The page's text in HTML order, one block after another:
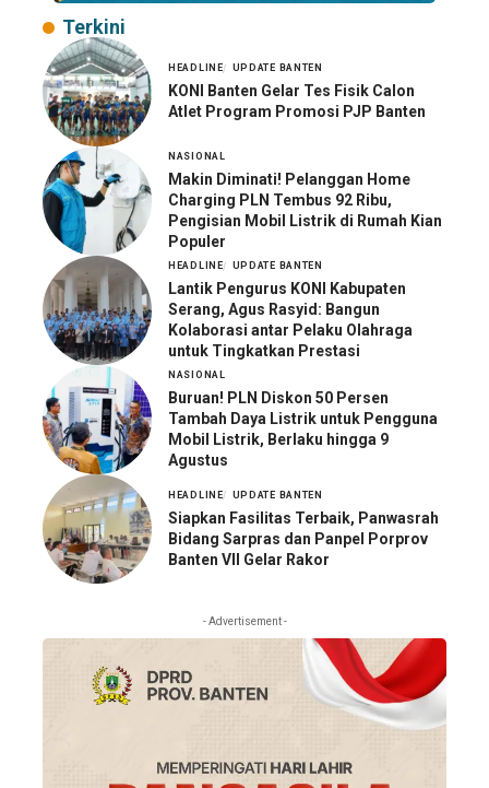
Terkini
HEADLINE UPDATE BANTEN
KONI Banten Gelar Tes Fisik Calon
Atlet Program Promosi PJP Banten
NASIONAL
Makin Diminati! Pelanggan Home
Charging PLN Tembus 92 Ribu,
Pengisian Mobil Listrik di Rumah Kian
Populer
HEADLINE UPDATE BANTEN
Lantik Pengurus KONI Kabupaten
Serang, Agus Rasyid: Bangun
Kolaborasi antar Pelaku Olahraga
untuk Tingkatkan Prestasi
NASIONAL
Buruan! PLN Diskon 50 Persen
Tambah Daya Listrik untuk Pengguna
Mobil Listrik, Berlaku hingga 9
Agustus
HEADLINE UPDATE BANTEN
Siapkan Fasilitas Terbaik, Panwasrah
Bidang Sarpras dan Panpel Porprov
Banten VII Gelar Rakor
- Advertisement -